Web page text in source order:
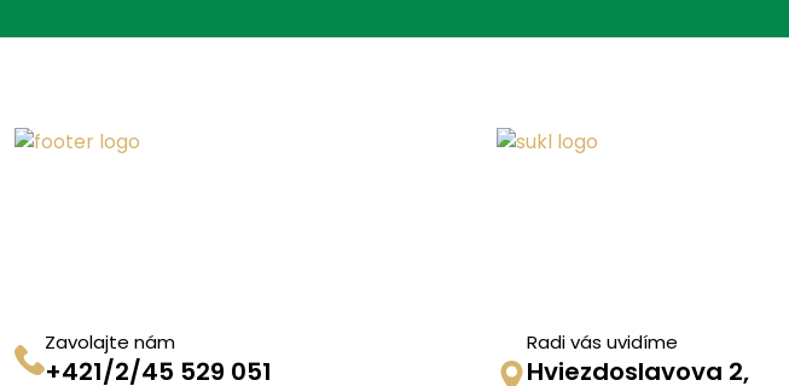
Zavolajte nám
+421/2/45 529 051
Radi vás uvidíme
Hviezdoslavova 2,